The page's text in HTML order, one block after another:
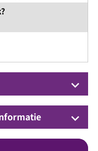
keyboard_arrow_down
keyboard_arrow_down